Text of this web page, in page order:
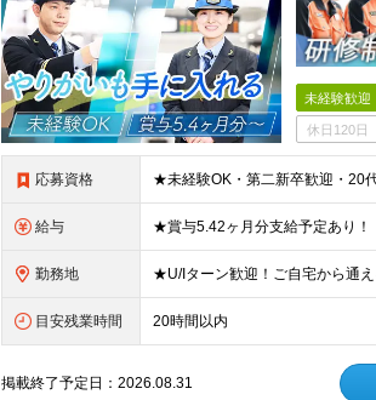
未経験歓迎
休日120日
応募資格
給与
勤務地
目安残業時間 20時間以内
掲載終了予定日：2026.08.31